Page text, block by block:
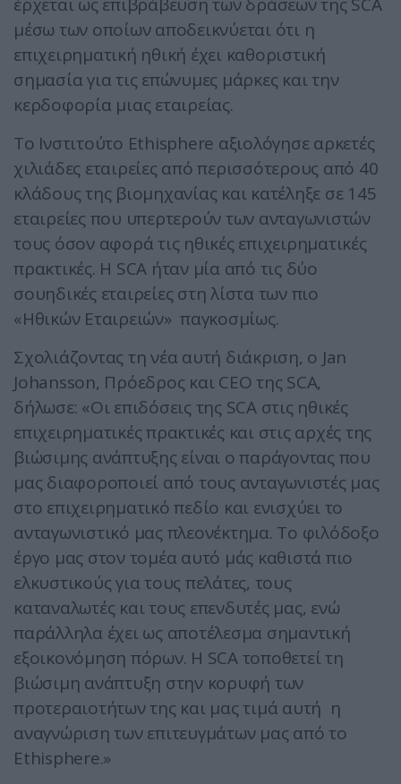
μέσω των οποίων αποδεικνύεται ότι η
επιχειρηματική ηθική έχει καθοριστική
σημασία για τις επώνυμες μάρκες και την
κερδοφορία μιας εταιρείας.
Το Ινστιτούτο Ethisphere αξιολόγησε αρκετές
χιλιάδες εταιρείες από περισσότερους από 40
κλάδους της βιομηχανίας και κατέληξε σε 145
εταιρείες που υπερτερούν των ανταγωνιστών
τους όσον αφορά τις ηθικές επιχειρηματικές
πρακτικές. Η SCA ήταν μία από τις δύο
σουηδικές εταιρείες στη λίστα των πιο
«Ηθικών Εταιρειών» παγκοσμίως.
Σχολιάζοντας τη νέα αυτή διάκριση, ο Jan
Johansson, Πρόεδρος και CEO της SCA,
δήλωσε: «Οι επιδόσεις της SCA στις ηθικές
επιχειρηματικές πρακτικές και στις αρχές της
βιώσιμης ανάπτυξης είναι ο παράγοντας που
μας διαφοροποιεί από τους ανταγωνιστές μας
στο επιχειρηματικό πεδίο και ενισχύει το
ανταγωνιστικό μας πλεονέκτημα. Το φιλόδοξο
έργο μας στον τομέα αυτό μάς καθιστά πιο
ελκυστικούς για τους πελάτες, τους
καταναλωτές και τους επενδυτές μας, ενώ
παράλληλα έχει ως αποτέλεσμα σημαντική
εξοικονόμηση πόρων. Η SCA τοποθετεί τη
βιώσιμη ανάπτυξη στην κορυφή των
προτεραιοτήτων της και μας τιμά αυτή η
αναγνώριση των επιτευγμάτων μας από το
Ethisphere.»